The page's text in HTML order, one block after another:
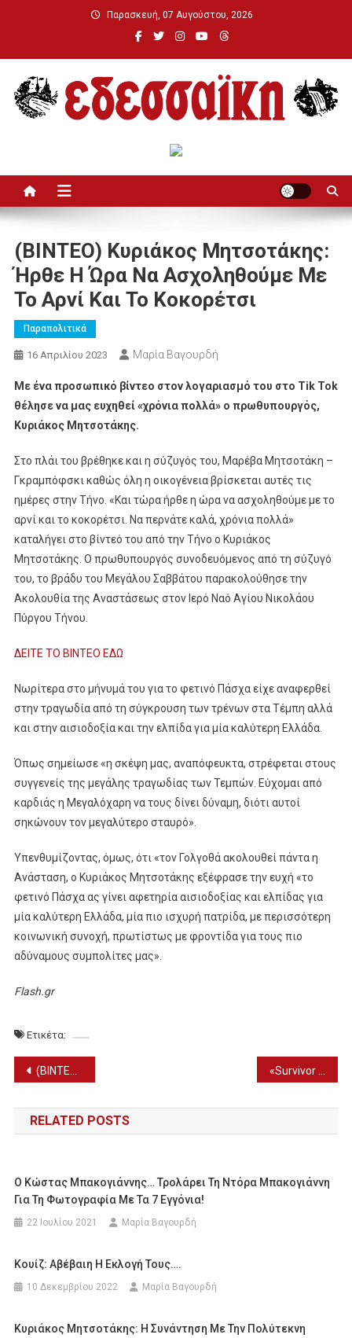
Παρασκευή, 07 Αυγούστου, 2026
(ΒΙΝΤΕΟ) Κυριάκος Μητσοτάκης:
Ήρθε Η Ώρα Να Ασχοληθούμε Με
Το Αρνί Και Το Κοκορέτσι
Παραπολιτικά
16 Απριλίου 2023 Μαρία Βαγουρδή
Με ένα προσωπικό βίντεο στον λογαριασμό του στο Tik Tok
θέλησε να μας ευχηθεί «χρόνια πολλά» ο πρωθυπουργός,
Κυριάκος Μητσοτάκης.
Στο πλάι του βρέθηκε και η σύζυγός του, Μαρέβα Μητσοτάκη –
Γκραμπόφσκι καθώς όλη η οικογένεια βρίσκεται αυτές τις
ημέρες στην Τήνο. «Και τώρα ήρθε η ώρα να ασχοληθούμε με το
αρνί και το κοκορέτσι. Να περνάτε καλά, χρόνια πολλά»
καταλήγει στο βίντεό του από την Τήνο ο Κυριάκος
Μητσοτάκης. Ο πρωθυπουργός συνοδευόμενος από τη σύζυγό
του, το βράδυ του Μεγάλου Σαββάτου παρακολούθησε την
Ακολουθία της Αναστάσεως στον Ιερό Ναό Αγίου Νικολάου
Πύργου Τήνου.
ΔΕΙΤΕ ΤΟ ΒΙΝΤΕΟ ΕΔΩ
Νωρίτερα στο μήνυμά του για το φετινό Πάσχα είχε αναφερθεί
στην τραγωδία από τη σύγκρουση των τρένων στα Τέμπη αλλά
και στην αισιοδοξία και την ελπίδα για μία καλύτερη Ελλάδα.
Όπως σημείωσε «η σκέψη μας, αναπόφευκτα, στρέφεται στους
συγγενείς της μεγάλης τραγωδίας των Τεμπών. Εύχομαι από
καρδιάς η Μεγαλόχαρη να τους δίνει δύναμη, διότι αυτοί
σηκώνουν τον μεγαλύτερο σταυρό».
Υπενθυμίζοντας, όμως, ότι «τον Γολγοθά ακολουθεί πάντα η
Ανάσταση, ο Κυριάκος Μητσοτάκης εξέφρασε την ευχή «το
φετινό Πάσχα ας γίνει αφετηρία αισιοδοξίας και ελπίδας για
μία καλύτερη Ελλάδα, μία πιο ισχυρή πατρίδα, με περισσότερη
κοινωνική συνοχή, πρωτίστως με φροντίδα για τους πιο
αδύναμους συμπολίτες μας».
Flash.gr
Ετικέτα:
Πλοήγηση
άρθρων
(ΒΙΝΤΕΟ) Σουδάν: Μαρτυρία για 15 εγκλωβισμένους σε ελληνοορθόδοξη εκκλησία
RELATED POSTS
Ο Κώστας Μπακογιάννης… Τρολάρει Τη Ντόρα Μπακογιάννη
Για Τη Φωτογραφία Με Τα 7 Εγγόνια!
22 Ιουλίου 2021 Μαρία Βαγουρδή
Κουίζ: Αβέβαιη Η Εκλογή Τους….
10 Δεκεμβρίου 2022 Μαρία Βαγουρδή
Κυριάκος Μητσοτάκης: Η Συνάντηση Με Την Πολύτεκνη